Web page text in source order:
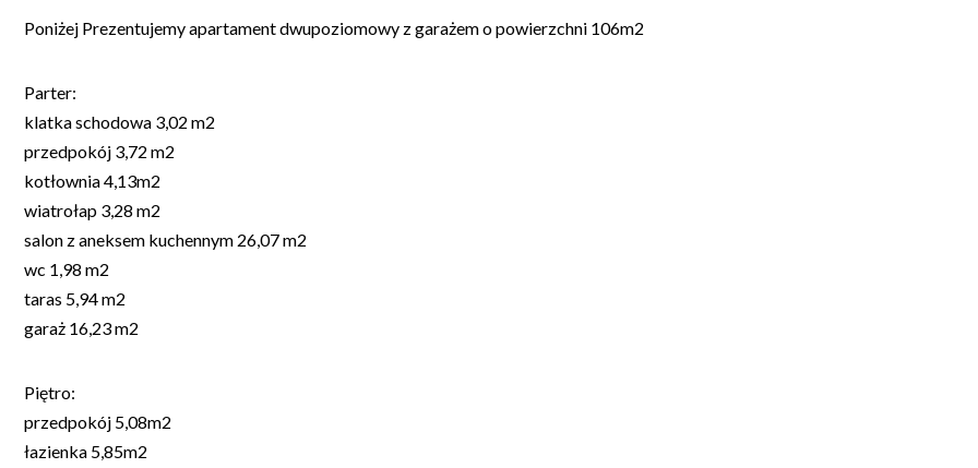
Poniżej Prezentujemy apartament dwupoziomowy z garażem o powierzchni 106m2
Parter:
klatka schodowa 3,02 m2
przedpokój 3,72 m2
kotłownia 4,13m2
wiatrołap 3,28 m2
salon z aneksem kuchennym 26,07 m2
wc 1,98 m2
taras 5,94 m2
garaż 16,23 m2
Piętro:
przedpokój 5,08m2
łazienka 5,85m2